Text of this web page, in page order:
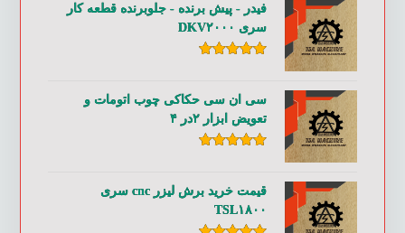
فیدر - پیش برنده - جلوبرنده قطعه کار
سری DKV۲۰۰۰
سی ان سی حکاکی چوب اتومات و
تعویض ابزار ۲در ۴
قیمت خرید برش لیزر cnc سری
TSL۱۸۰۰